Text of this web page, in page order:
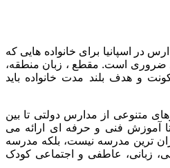
اسپانیا برای خانواده هایی که
ضروری است. مقطع ، زبان منطقه،
و هدف بلند مدت خانواده باید
متنوعی از مدارس دولتی تا بین
آموزش فنی و حرفه ای ارائه می
ترین مدرسه نیست، بلکه مدرسه
زبانی، عاطفی و اجتماعی کودک